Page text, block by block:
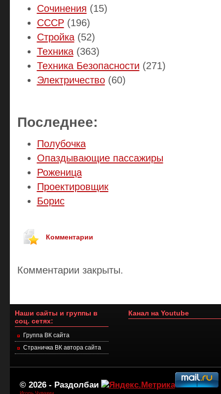
Сочинения (15)
СССР(196)
Стройка(52)
Техника(363)
Техника Безопасности (271)
Электричество(60)
Последнее:
Полубочка
Опаздывающие пассажиры
Роженица
Проектировщик
Борис
Комментарии
Комментарии закрыты.
Наши сайты и группы в
соц. сетях:
Группа ВК сайта
Страничка ВК автора сайта
Канал на Youtube
© 2026 - Раздолбаи
Игорь Чувакин